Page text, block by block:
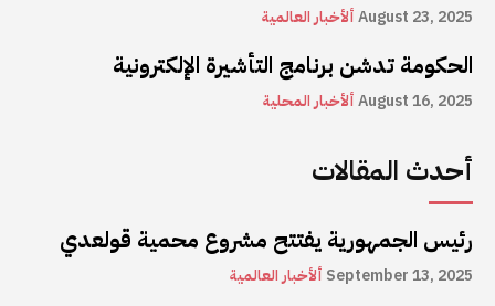
ألأخبار العالميةAugust 23, 2025
الحكومة تدشن برنامج التأشيرة الإلكترونية
ألأخبار المحليةAugust 16, 2025
أحدث المقالات
رئيس الجمهورية يفتتح مشروع محمية قولعدي
ألأخبار العالمية September 13, 2025